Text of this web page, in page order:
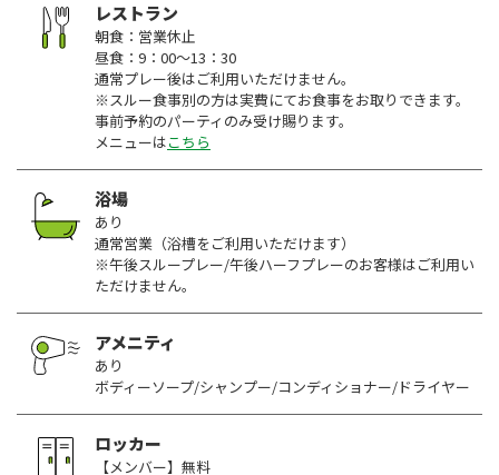
レストラン
朝食：営業休止
昼食：9：00～13：30
通常プレー後はご利用いただけません。
※スルー食事別の方は実費にてお食事をお取りできます。
事前予約のパーティのみ受け賜ります。
メニューはこちら
浴場
あり
通常営業（浴槽をご利用いただけます）
※午後スループレー/午後ハーフプレーのお客様はご利用い
ただけません。
アメニティ
あり
ボディーソープ/シャンプー/コンディショナー/ドライヤー
ロッカー
【メンバー】無料